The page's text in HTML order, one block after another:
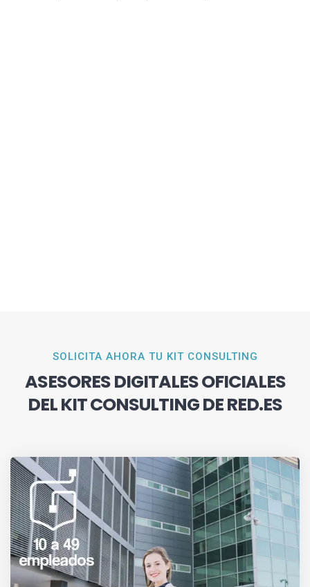
SOLICITA AHORA TU KIT CONSULTING
ASESORES DIGITALES OFICIALES
DEL KIT CONSULTING DE RED.ES